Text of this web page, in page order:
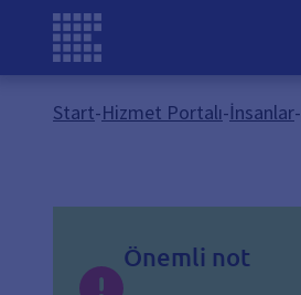
Start-Hizmet Portalı-İnsanlar-
Önemli not